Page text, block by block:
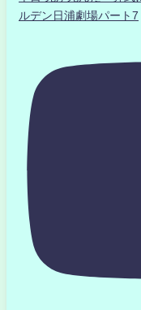
ルデン日浦劇場パート7